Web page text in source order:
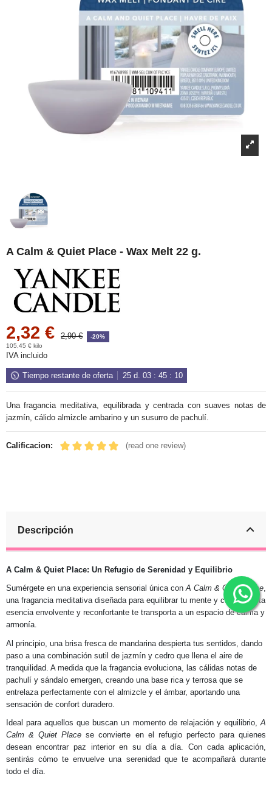
A Calm & Quiet Place - Wax Melt 22 g.
2,32 € 2,90 €
-20%
105,45 € kilo
IVA incluido
Tiempo restante de oferta 25d. 03: 45: 09
Una fragancia meditativa, equilibrada y centrada con suaves notas de
jazmín, cálido almizcle ambarino y un susurro de pachulí.
Calificacion: (read one review)
Descripción
A Calm & Quiet Place: Un Refugio de Serenidad y Equilibrio
Sumérgete en una experiencia sensorial única conA Calm & Quiet Place,
una fragancia meditativa diseñada para equilibrar tu mente y cuerpo. Esta
esencia envolvente y reconfortante te transporta a un espacio de calma y
armonía.
Al principio, una brisa fresca de mandarina despierta tus sentidos, dando
paso a una combinación sutil de jazmín y cedro que llena el aire de
tranquilidad. A medida que la fragancia evoluciona, las cálidas notas de
pachulí y sándalo emergen, creando una base rica y terrosa que se
entrelaza perfectamente con el almizcle y el ámbar, aportando una
sensación de confort duradero.
Ideal para aquellos que buscan un momento de relajación y equilibrio,A
Calm & Quiet Place se convierte en el refugio perfecto para quienes
desean encontrar paz interior en su día a día. Con cada aplicación,
sentirás cómo te envuelve una serenidad que te acompañará durante
todo el día.